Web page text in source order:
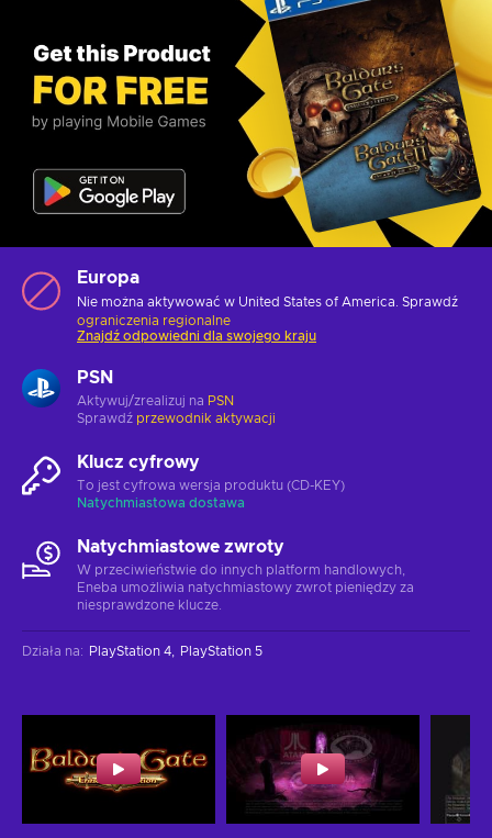
Europa
Nie można aktywować w United States of America. Sprawdź
ograniczenia regionalne
Znajdź odpowiedni dla swojego kraju
PSN
Aktywuj/zrealizuj na PSN
Sprawdź przewodnik aktywacji
Klucz cyfrowy
To jest cyfrowa wersja produktu (CD-KEY)
Natychmiastowa dostawa
Natychmiastowe zwroty
W przeciwieństwie do innych platform handlowych,
Eneba umożliwia natychmiastowy zwrot pieniędzy za
niesprawdzone klucze.
Działa na: PlayStation 4 PlayStation 5